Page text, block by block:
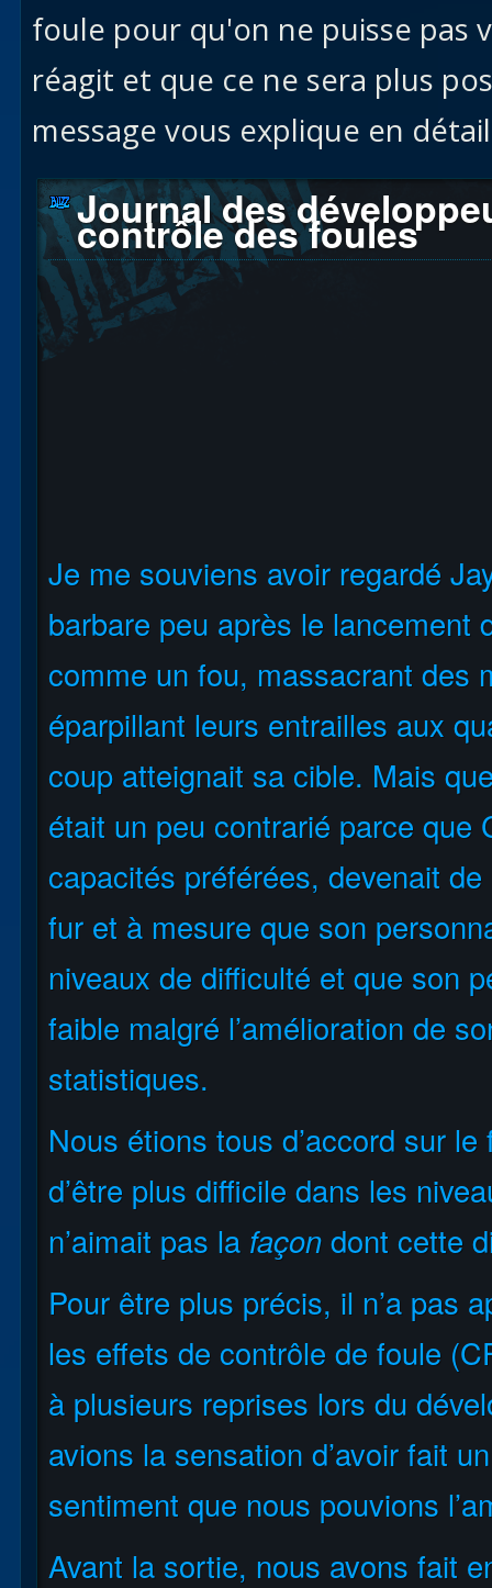
foule pour qu'on ne puisse pas
réagit et que ce ne sera plus
message vous explique en
Journal des
contrôle des foules
Je me souviens avoir regardé
barbare peu après le lancement
comme un fou, massacrant des
éparpillant leurs entrailles aux
coup atteignait sa cible. Mais
était un peu contrarié parce que
capacités préférées, devenait
fur et à mesure que son
niveaux de difficulté et que son
faible malgré l’amélioration de
statistiques.
Nous étions tous d’accord sur
d’être plus difficile dans les
n’aimait pas la façon dont cette
Pour être plus précis, il n’a pas
les effets de contrôle de foule
à plusieurs reprises lors du
avions la sensation d’avoir fait
sentiment que nous pouvions
Avant la sortie, nous avons fait